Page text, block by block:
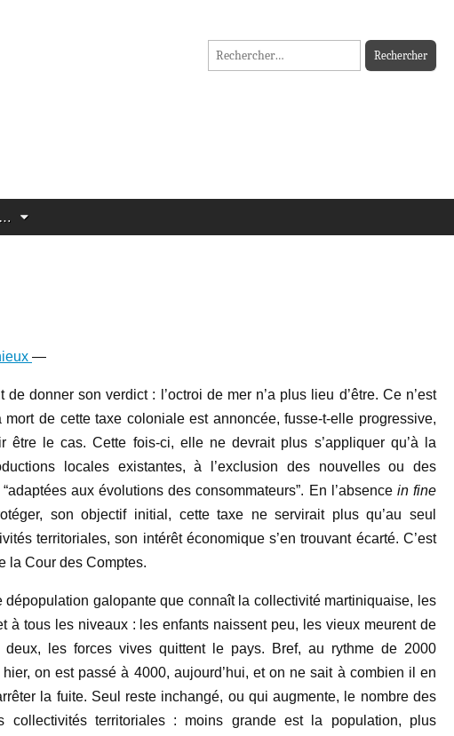
Rechercher :
—
donner son verdict : l’octroi de mer n’a plus lieu d’être. Ce n’est
de cette taxe coloniale est annoncée, fusse-t-elle progressive,
être le cas. Cette fois-ci, elle ne devrait plus s’appliquer qu’à la
locales existantes, à l’exclusion des nouvelles ou des
aux évolutions des consommateurs”. En l’absence in fine
son objectif initial, cette taxe ne servirait plus qu’au seul
territoriales, son intérêt économique s’en trouvant écarté. C’est
la Cour des Comptes.
dépopulation galopante que connaît la collectivité martiniquaise, les
à tous les niveaux : les enfants naissent peu, les vieux meurent de
les forces vives quittent le pays. Bref, au rythme de 2000
on est passé à 4000, aujourd’hui, et on ne sait à combien il en
la fuite. Seul reste inchangé, ou qui augmente, le nombre des
collectivités territoriales : moins grande est la population, plus